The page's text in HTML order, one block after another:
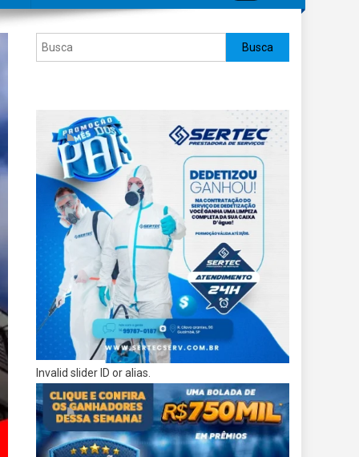
Pesquisar Busca
Invalid slider ID or alias.